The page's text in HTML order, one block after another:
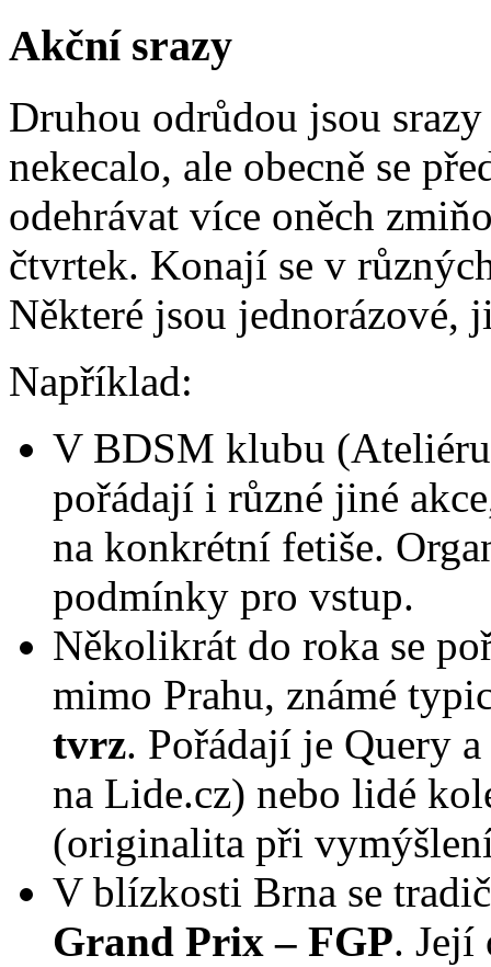
Akční srazy
Druhou odrůdou jsou
nekecalo, ale obecně se
odehrávat více oněch
čtvrtek. Konají se v
Některé jsou jednorázové,
Například:
V BDSM klubu
pořádají i různé jiné
na konkrétní fetiše.
podmínky pro vstup.
Několikrát do roka se
mimo Prahu, známé
tvrz. Pořádají je Query
na Lide.cz) nebo lidé
(originalita při
V blízkosti Brna se
Grand Prix – FGP. Její